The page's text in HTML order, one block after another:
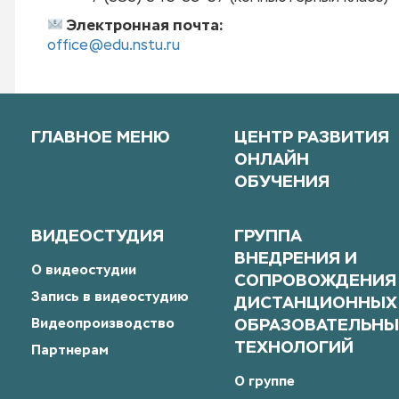
Электронная почта:
office@edu.nstu.ru
ГЛАВНОЕ МЕНЮ
ЦЕНТР РАЗВИТИЯ
ОНЛАЙН
ОБУЧЕНИЯ
ВИДЕОСТУДИЯ
О видеостудии
Запись в видеостудию
Видеопроизводство
Партнерам
ГРУППА
ВНЕДРЕНИЯ И
СОПРОВОЖДЕНИЯ
ДИСТАНЦИОННЫХ
ТЕХНОЛОГИЙ
О группе